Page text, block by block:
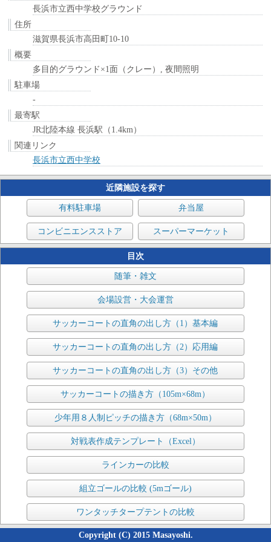
長浜市立西中学校グラウンド
住所
滋賀県長浜市高田町10-10
概要
多目的グラウンド×1面（クレー）, 夜間照明
駐車場
-
最寄駅
JR北陸本線 長浜駅（1.4km）
関連リンク
長浜市立西中学校
近隣施設を探す
有料駐車場 弁当屋
コンビニエンスストア スーパーマーケット
目次
随筆・雑文
会場設営・大会運営
サッカーコートの直角の出し方（1）基本編
サッカーコートの直角の出し方（2）応用編
サッカーコートの直角の出し方（3）その他
サッカーコートの描き方（105m×68m）
少年用８人制ピッチの描き方（68m×50m）
対戦表作成テンプレート（Excel）
ラインカーの比較
組立ゴールの比較 (5mゴール)
ワンタッチタープテントの比較
Copyright (C) 2015 Masayoshi.